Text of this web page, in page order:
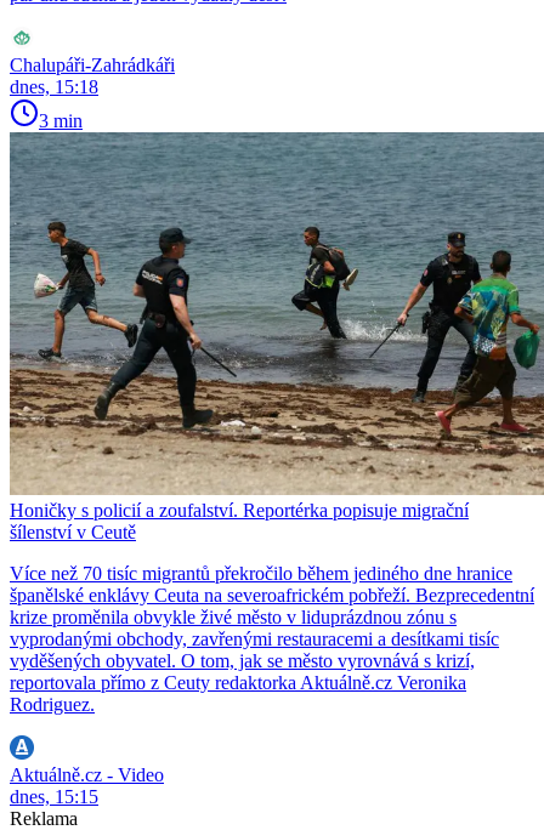
Chalupáři-Zahrádkáři
dnes, 15:18
3 min
Honičky s policií a zoufalství. Reportérka popisuje migrační
šílenství v Ceutě
Více než 70 tisíc migrantů překročilo během jediného dne hranice
španělské enklávy Ceuta na severoafrickém pobřeží. Bezprecedentní
krize proměnila obvykle živé město v liduprázdnou zónu s
vyprodanými obchody, zavřenými restauracemi a desítkami tisíc
vyděšených obyvatel. O tom, jak se město vyrovnává s krizí,
reportovala přímo z Ceuty redaktorka Aktuálně.cz Veronika
Rodriguez.
Aktuálně.cz - Video
dnes, 15:15
Reklama